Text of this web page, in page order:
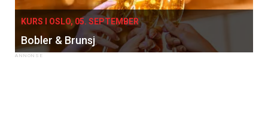
Registrer deg
KURS I OSLO, 05. SEPTEMBER
Bobler & Brunsj